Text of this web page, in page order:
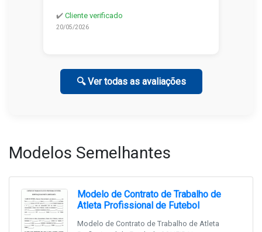
✔️ Cliente verificado
20/05/2026
🔍 Ver todas as avaliações
Modelos Semelhantes
Modelo de Contrato de Trabalho de
Atleta Profissional de Futebol
Modelo de Contrato de Trabalho de Atleta